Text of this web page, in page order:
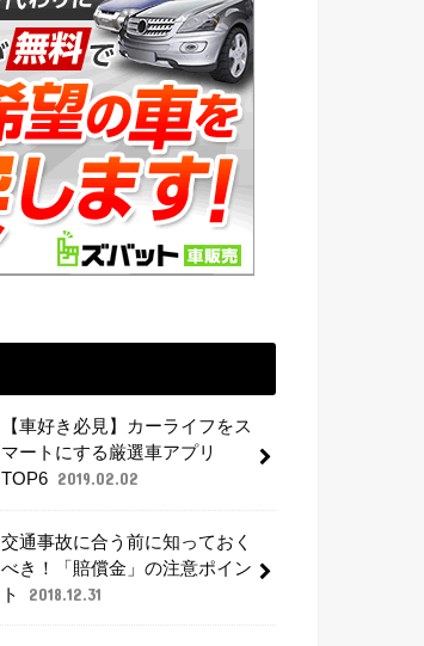
【車好き必見】カーライフをス
マートにする厳選車アプリ
TOP6 2019.02.02
交通事故に合う前に知っておく
べき！「賠償金」の注意ポイン
ト
2018.12.31